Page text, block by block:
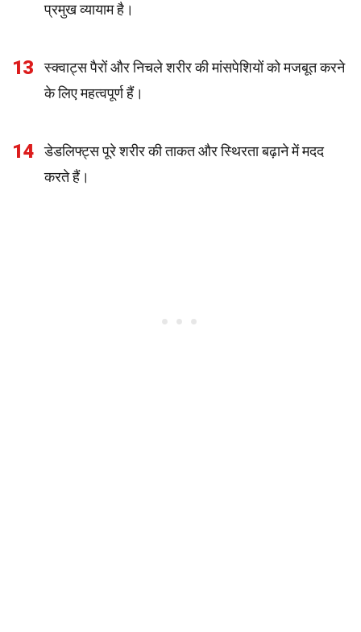
प्रमुख व्यायाम है।
13
स्क्वाट्स पैरों और निचले शरीर की मांसपेशियों को मजबूत करने
के लिए महत्वपूर्ण हैं।
14
डेडलिफ्ट्स पूरे शरीर की ताकत और स्थिरता बढ़ाने में मदद
करते हैं।